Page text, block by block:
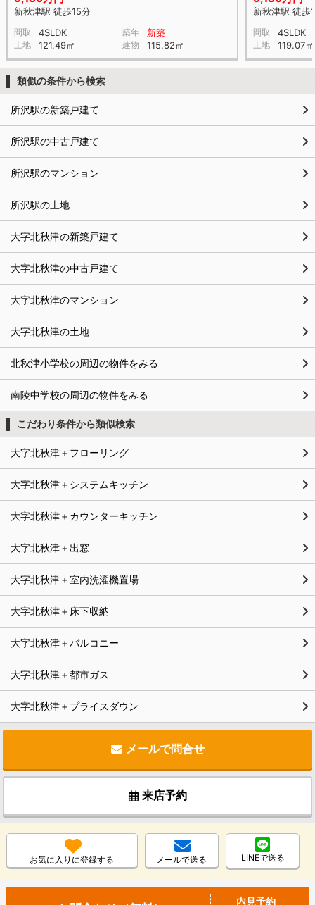
新秋津駅 徒歩15分
間取 4SLDK 築年 新築
土地 121.49㎡ 建物 115.82㎡
新秋津駅 徒歩
間取 4SLDK
土地 119.07㎡
類似の条件から検索
所沢駅の新築戸建て
所沢駅の中古戸建て
所沢駅のマンション
所沢駅の土地
大字北秋津の新築戸建て
大字北秋津の中古戸建て
大字北秋津のマンション
大字北秋津の土地
北秋津小学校の周辺の物件をみる
南陵中学校の周辺の物件をみる
こだわり条件から類似検索
大字北秋津＋フローリング
大字北秋津＋システムキッチン
大字北秋津＋カウンターキッチン
大字北秋津＋出窓
大字北秋津＋室内洗濯機置場
大字北秋津＋床下収納
大字北秋津＋バルコニー
大字北秋津＋都市ガス
大字北秋津＋プライスダウン
メールで問合せ
来店予約
お気に入りに登録する メールで送る LINEで送る
内見予約